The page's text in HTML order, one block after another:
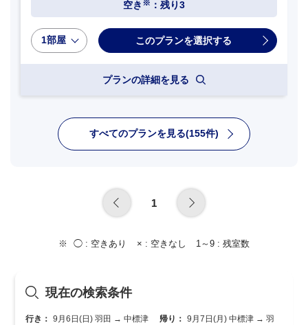
空き ※ ：残り3
1部屋
プランの詳細を見る
すべてのプランを見る(155件)
1
◯ : 空きあり × : 空きなし 1～9 : 残室数
現在の検索条件
行き： 9月6日(日) 羽田 → 中標津 帰り： 9月7日(月) 中標津 → 羽